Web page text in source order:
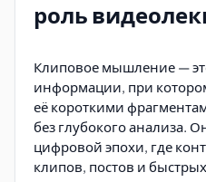
роль
Клиповое мышление —
информации, при
её короткими
без глубокого анализа.
цифровой эпохи, где
клипов, постов и